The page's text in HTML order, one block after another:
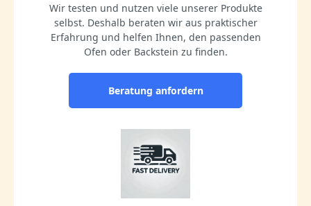
Wir testen und nutzen viele unserer Produkte
selbst. Deshalb beraten wir aus praktischer
Erfahrung und helfen Ihnen, den passenden
Ofen oder Backstein zu finden.
Beratung anfordern